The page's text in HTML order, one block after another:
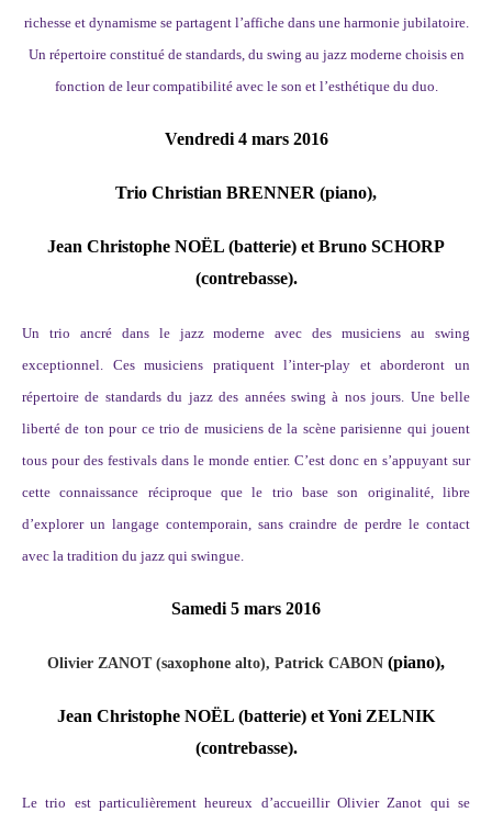
richesse et dynamisme se partagent l’affiche dans une harmonie jubilatoire.
Un répertoire constitué de standards, du swing au jazz moderne choisis en
fonction de leur compatibilité avec le son et l’esthétique du duo.
Vendredi 4 mars 2016
Trio Christian BRENNER (piano),
Jean Christophe NOËL (batterie) et Bruno SCHORP
(contrebasse).
Un trio ancré dans le jazz moderne avec des musiciens au swing
exceptionnel. Ces musiciens pratiquent l’inter-play et aborderont un
répertoire de standards du jazz des années swing à nos jours. Une belle
liberté de ton pour ce trio de musiciens de la scène parisienne qui jouent
tous pour des festivals dans le monde entier. C’est donc en s’appuyant sur
cette connaissance réciproque que le trio base son originalité, libre
d’explorer un langage contemporain, sans craindre de perdre le contact
avec la tradition du jazz qui swingue.
Samedi 5 mars 2016
Olivier ZANOT (saxophone alto), Patrick CABON (piano),
Jean Christophe NOËL (batterie) et Yoni ZELNIK
(contrebasse).
Le trio est particulièrement heureux d’accueillir Olivier Zanot qui se